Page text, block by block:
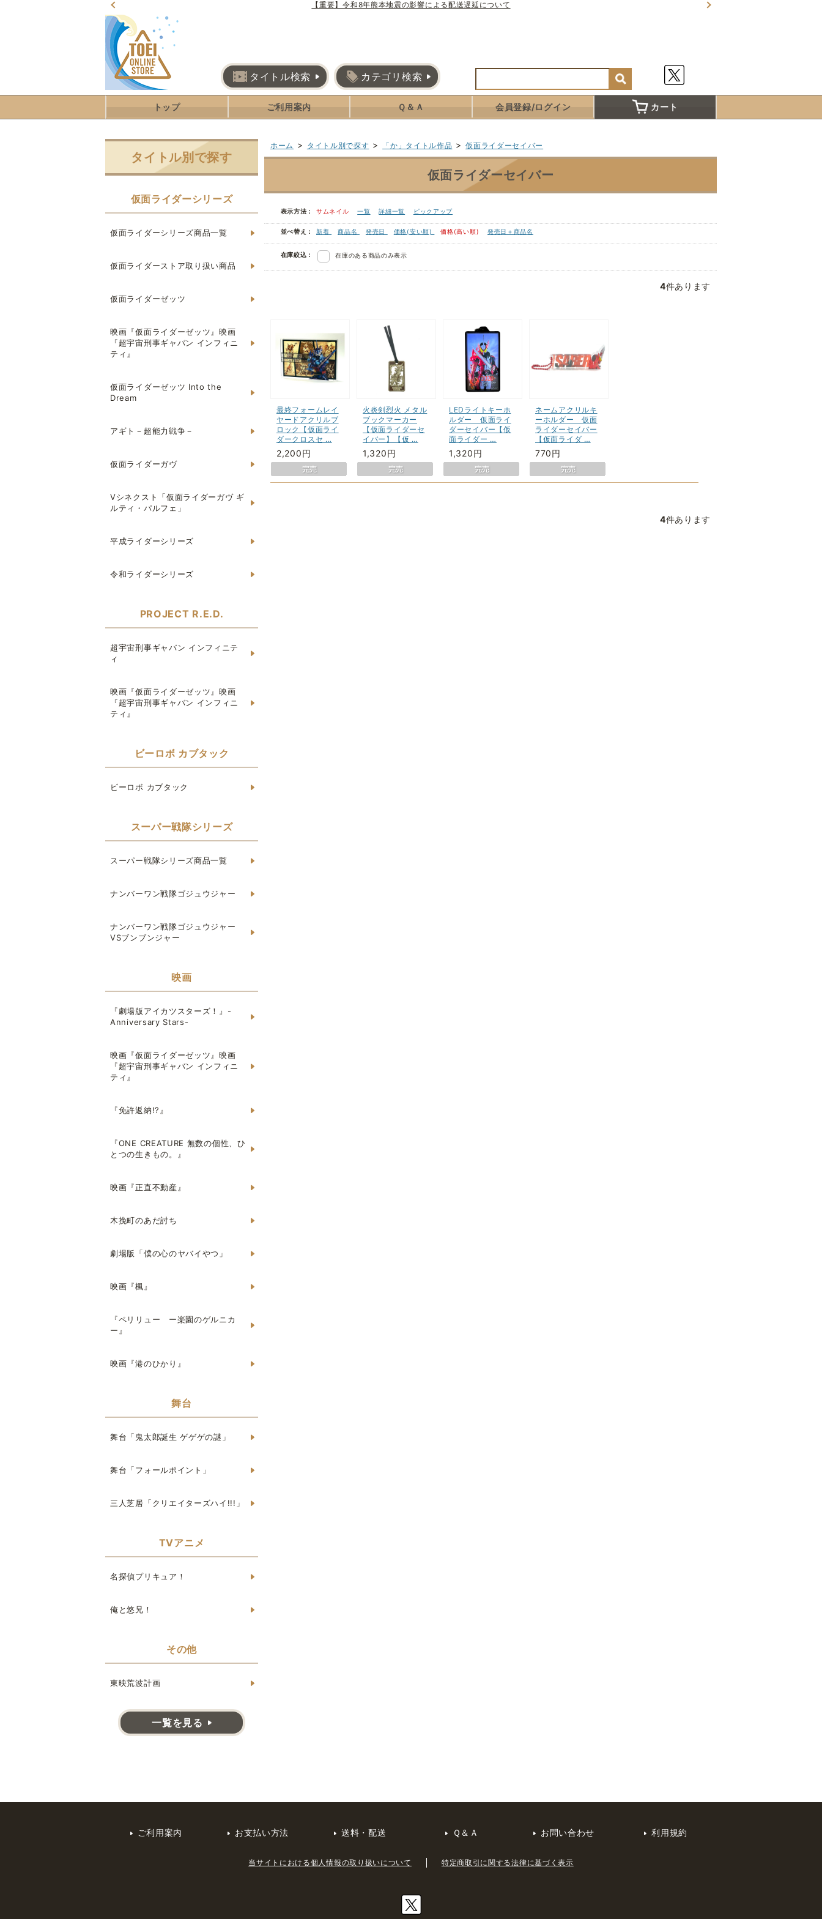
【重要】令和8年熊本地震の影響による配送遅延について
タイトル検索 カテゴリ検索
トップ ご利用案内 Ｑ＆Ａ 会員登録/ログイン カート
ホーム > タイトル別で探す > 「か」タイトル作品 > 仮面ライダーセイバー
仮面ライダーセイバー
表示方法： サムネイル 一覧 詳細一覧 ピックアップ
並べ替え： 新着 商品名 発売日 価格(安い順) 価格(高い順) 発売日＋商品名
在庫絞込： 在庫のある商品のみ表示
4件あります
最終フォームレイ
ヤードアクリルブ
ロック【仮面ライ
ダークロスセ …
2,200円
火炎剣烈火 メタル
ブックマーカー
【仮面ライダーセ
イバー】【仮 …
1,320円
LEDライトキーホ
ルダー 仮面ライ
ダーセイバー【仮
面ライダー …
1,320円
ネームアクリルキ
ーホルダー 仮面
ライダーセイバー
【仮面ライダ …
770円
4件あります
タイトル別で探す
仮面ライダーシリーズ
仮面ライダーシリーズ商品一覧
仮面ライダーストア取り扱い商品
仮面ライダーゼッツ
映画『仮面ライダーゼッツ』映画
『超宇宙刑事ギャバン インフィニ
ティ』
仮面ライダーゼッツ Into the
Dream
アギト－超能力戦争－
仮面ライダーガヴ
Vシネクスト「仮面ライダーガヴ ギ
ルティ・パルフェ」
平成ライダーシリーズ
令和ライダーシリーズ
PROJECT R.E.D.
超宇宙刑事ギャバン インフィニテ
ィ
映画『仮面ライダーゼッツ』映画
『超宇宙刑事ギャバン インフィニ
ティ』
ビーロボ カブタック
ビーロボ カブタック
スーパー戦隊シリーズ
スーパー戦隊シリーズ商品一覧
ナンバーワン戦隊ゴジュウジャー
ナンバーワン戦隊ゴジュウジャー
VSブンブンジャー
映画
『劇場版アイカツスターズ！』-
Anniversary Stars-
映画『仮面ライダーゼッツ』映画
『超宇宙刑事ギャバン インフィニ
ティ』
『免許返納!?』
『ONE CREATURE 無数の個性、ひ
とつの生きもの。』
映画『正直不動産』
木挽町のあだ討ち
劇場版「僕の心のヤバイやつ」
映画『楓』
『ペリリュー ー楽園のゲルニカ
ー』
映画『港のひかり』
舞台
舞台「鬼太郎誕生 ゲゲゲの謎」
舞台「フォールポイント」
三人芝居「クリエイターズハイ!!!」
TVアニメ
名探偵プリキュア！
俺と悠兄！
その他
東映荒波計画
一覧を見る
ご利用案内 お支払い方法 送料・配送 Ｑ＆Ａ お問い合わせ 利用規約
当サイトにおける個人情報の取り扱いについて 特定商取引に関する法律に基づく表示